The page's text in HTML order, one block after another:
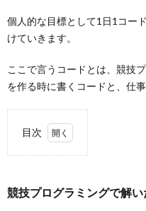
個人的な目標として1日1コー
けていきます。
ここで言うコードとは、競技
を作る時に書くコードと、仕事
目次
競技プロ
競技プログラミングで解